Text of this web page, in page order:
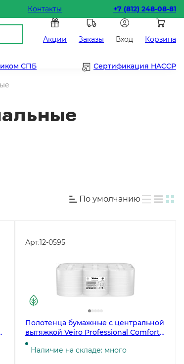
Контакты +7 (812) 248-08-81
Акции Заказы Вход Корзина
СПБ Сертификация HACCP
По умолчанию
Арт.12-0595
Полотенца бумажные с центральной
вытяжкой Veiro Professional Comfort
KP206, 2-слойные, белые, 6 рулонов в
упаковке
Наличие на складе: много